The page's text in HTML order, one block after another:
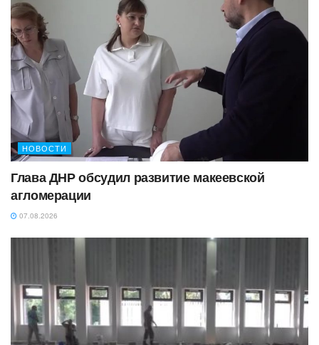
НОВОСТИ
Глава ДНР обсудил развитие макеевской
агломерации
07.08.2026